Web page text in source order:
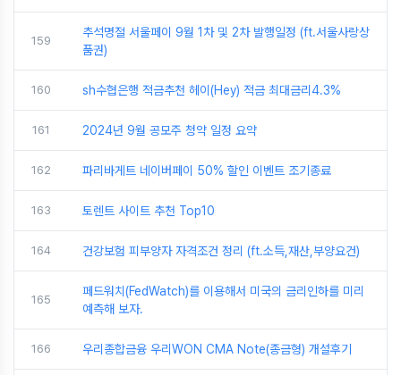
159
추석명절 서울페이 9월 1차 및 2차 발행일정 (ft.서울사랑상
품권)
160 sh수협은행 적금추천 헤이(Hey) 적금 최대금리4.3%
161 2024년 9월 공모주 청약 일정 요약
162 파리바게트 네이버페이 50% 할인 이벤트 조기종료
163 토렌트 사이트 추천 Top10
164 건강보험 피부양자 자격조건 정리 (ft.소득,재산,부양요건)
165
페드워치(FedWatch)를 이용해서 미국의 금리인하를 미리
예측해 보자.
166 우리종합금융 우리WON CMA Note(종금형) 개설후기